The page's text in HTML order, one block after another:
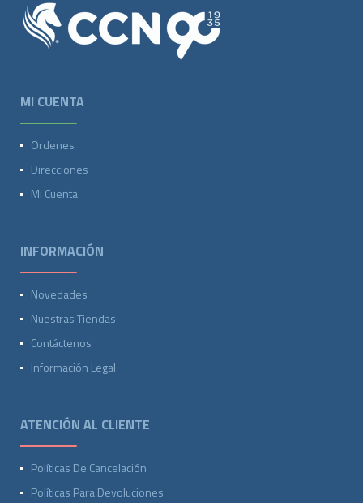
MI CUENTA
Ordenes
Direcciones
Mi Cuenta
INFORMACIÓN
Novedades
Nuestras Tiendas
Contáctenos
Información Legal
ATENCIÓN AL CLIENTE
Políticas De Cancelación
Políticas Para Devoluciones